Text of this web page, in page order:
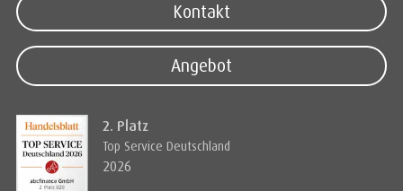
Kontakt
Angebot
2. Platz
Top Service Deutschland
2026